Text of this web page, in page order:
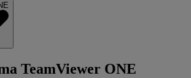
TeamViewer ONE